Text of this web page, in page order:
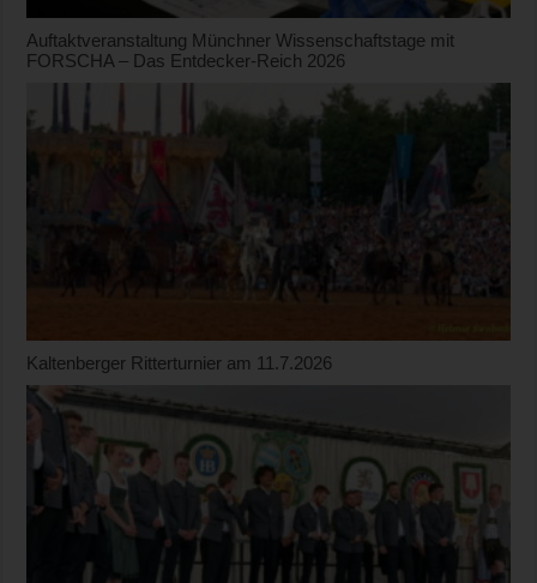
Auftaktveranstaltung Münchner Wissenschaftstage mit
FORSCHA – Das Entdecker-Reich 2026
Kaltenberger Ritterturnier am 11.7.2026